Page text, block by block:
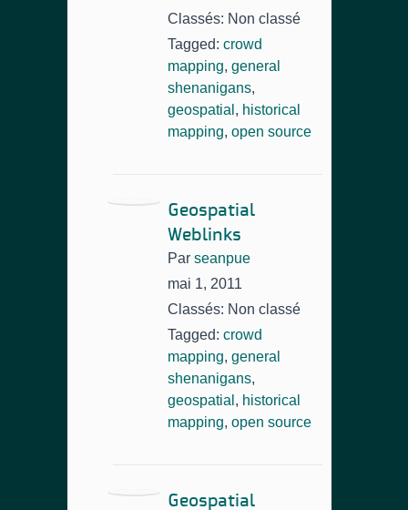
Classés: Non classé
Tagged: crowd
mapping, general
shenanigans,
geospatial , historical
mapping, open source
Geospatial
Weblinks
Par seanpue
mai 1, 2011
Classés: Non classé
Tagged: crowd
mapping, general
shenanigans,
geospatial , historical
mapping, open source
Geospatial